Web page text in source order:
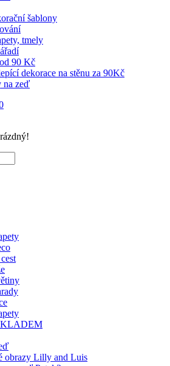
šablony
tmely
90 Kč
dekorace na stěnu za 90Kč
na zeď
obrazy Lilly and Luis